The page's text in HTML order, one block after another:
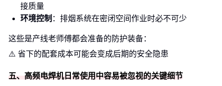
接质量
环境控制 ：排烟系统在密闭空间作业时必不可少
这些是产线老师傅都会准备的防护装备：
⚠️ 省下的配套成本可能会变成后期的安全隐患
五、高频电焊机日常使用中容易被忽视的关键细节